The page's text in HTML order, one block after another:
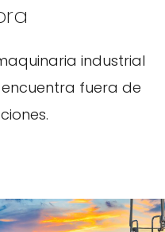
industrial
fuera de